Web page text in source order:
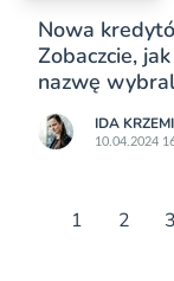
Nowa
Zobaczcie,
nazwę
IDA
10.04.2024
1 2 3